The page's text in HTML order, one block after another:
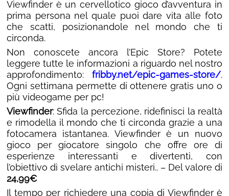
Viewfinder è un cervellotico gioco d’avventura in
prima persona nel quale puoi dare vita alle foto
che scatti, posizionandole nel mondo che ti
circonda.
Non conoscete ancora l’Epic Store? Potete
leggere tutte le informazioni a riguardo nel nostro
approfondimento: fribby.net/epic-games-store/.
Ogni settimana permette di ottenere gratis uno o
più videogame per pc!
Viewfinder: Sfida la percezione, ridefinisci la realtà
e rimodella il mondo che ti circonda grazie a una
fotocamera istantanea. Viewfinder è un nuovo
gioco per giocatore singolo che offre ore di
esperienze interessanti e divertenti, con
l’obiettivo di svelare antichi misteri.. – Del valore di
24,99€
Il tempo per richiedere una copia di Viewfinder è